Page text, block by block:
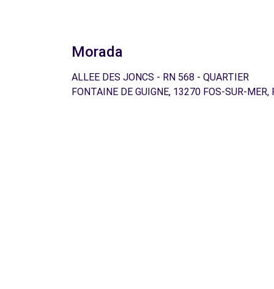
Morada
ALLEE DES JONCS - RN 568 - QUARTIER
FONTAINE DE GUIGNE, 13270 FOS-SUR-MER,